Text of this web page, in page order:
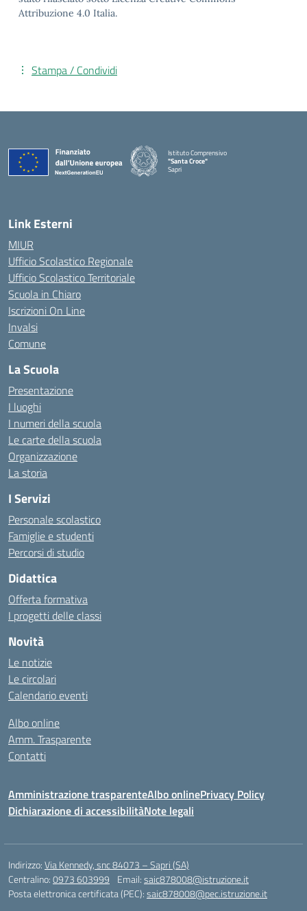
Attribuzione 4.0 Italia.
Stampa / Condividi
Istituto Comprensivo
"Santa Croce"
Sapri
— Visita la pagina iniziale della scuola
Link Esterni
MIUR
Ufficio Scolastico Regionale
Ufficio Scolastico Territoriale
Scuola in Chiaro
Iscrizioni On Line
Invalsi
Comune
La Scuola
Presentazione
I luoghi
I numeri della scuola
Le carte della scuola
Organizzazione
La storia
I Servizi
Personale scolastico
Famiglie e studenti
Percorsi di studio
Didattica
Offerta formativa
I progetti delle classi
Novità
Le notizie
Le circolari
Calendario eventi
Albo online
Amm. Trasparente
Contatti
Amministrazione trasparenteAlbo onlinePrivacy Policy
Dichiarazione di accessibilitàNote legali
Indirizzo:Via Kennedy, snc 84073 – Sapri (SA)
Centralino:0973 603999 Email:saic878008@istruzione.it
Posta elettronica certificata (PEC):saic878008@pec.istruzione.it